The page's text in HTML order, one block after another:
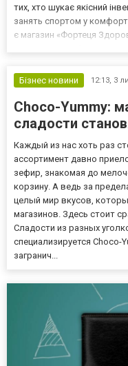
тих, хто шукає якісний
занять спортом у
є магазин «Фортеця
Бізнес новини
12:13, 3
Choco-Yummy:
сладости
Каждый из нас хоть раз
ассортимент давно
зефир, знакомая до
корзину. А ведь за
целый мир вкусов,
магазинов. Здесь стоит
Сладости из разных
специализируется Choco-
загранич...